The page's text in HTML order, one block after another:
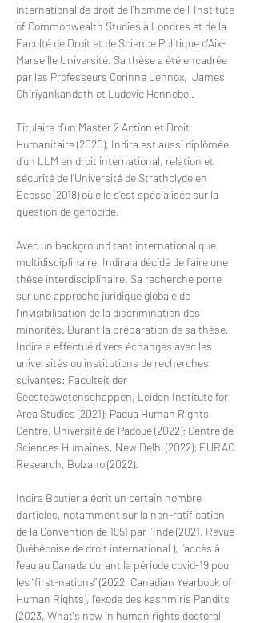
international de droit de l'homme de l’ Institute
of Commonwealth Studies à Londres et de la
Faculté de Droit et de Science Politique d'Aix-
Marseille Université. Sa thèse a été encadrée
par les Professeurs Corinne Lennox,  James
Chiriyankandath et Ludovic Hennebel.
Titulaire d’un Master 2 Action et Droit
Humanitaire (2020), Indira est aussi diplômée
d’un LLM en droit international, relation et
sécurité de l’Université de Strathclyde en
Ecosse (2018) où elle s’est spécialisée sur la
question de génocide.
Avec un background tant international que
multidisciplinaire, Indira a décidé de faire une
thèse interdisciplinaire. Sa recherche porte
sur une approche juridique globale de
l'invisibilisation de la discrimination des
minorités. Durant la préparation de sa thèse,
Indira a effectué divers échanges avec les
universités ou institutions de recherches
suivantes: Faculteit der
Geesteswetenschappen, Leiden Institute for
Area Studies (2021); Padua Human Rights
Centre, Université de Padoue (2022); Centre de
Sciences Humaines, New Delhi (2022); EURAC
Research, Bolzano (2022).
Indira Boutier a écrit un certain nombre
d’articles, notamment sur la non-ratification
de la Convention de 1951 par l’Inde (2021, Revue
Québécoise de droit international ), l’accès à
l’eau au Canada durant la période covid-19 pour
les “first-nations” (2022, Canadian Yearbook of
Human Rights), l’exode des kashmiris Pandits
(2023, What's new in human rights doctoral